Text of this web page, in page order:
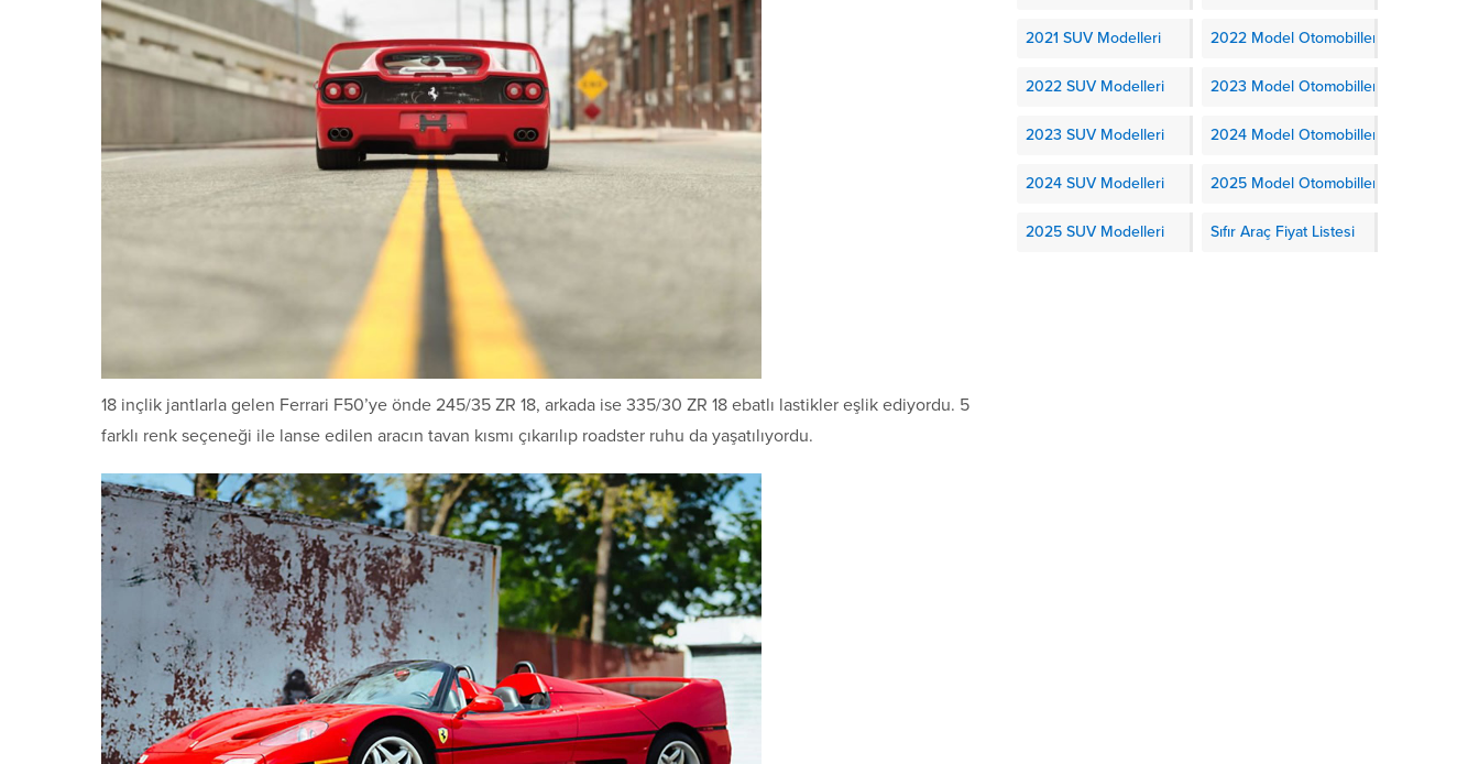
18 inçlik jantlarla gelen Ferrari F50’ye önde 245/35 ZR 18, arkada ise 335/30 ZR 18 ebatlı lastikler eşlik ediyordu. 5
farklı renk seçeneği ile lanse edilen aracın tavan kısmı çıkarılıp roadster ruhu da yaşatılıyordu.
2021 SUV Modelleri 2022 Model Otomobiller
2022 SUV Modelleri 2023 Model Otomobiller
2023 SUV Modelleri 2024 Model Otomobiller
2024 SUV Modelleri 2025 Model Otomobiller
2025 SUV Modelleri Sıfır Araç Fiyat Listesi